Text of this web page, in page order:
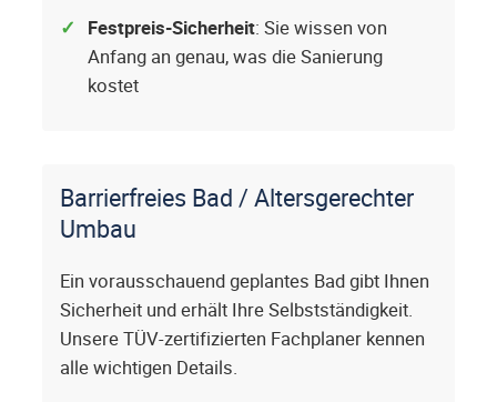
Festpreis-Sicherheit: Sie wissen von
Anfang an genau, was die Sanierung
kostet
Barrierfreies Bad / Altersgerechter
Umbau
Ein vorausschauend geplantes Bad gibt Ihnen
Sicherheit und erhält Ihre Selbstständigkeit.
Unsere TÜV-zertifizierten Fachplaner kennen
alle wichtigen Details.